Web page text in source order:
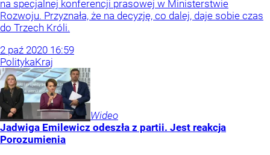
na specjalnej konferencji prasowej w Ministerstwie
Rozwoju. Przyznała, że na decyzję, co dalej, daje sobie czas
do Trzech Król​i.
2 paź 2020 16:59
PolitykaKraj
Wideo
Jadwiga Emilewicz odeszła z partii. Jest reakcja
Porozumienia